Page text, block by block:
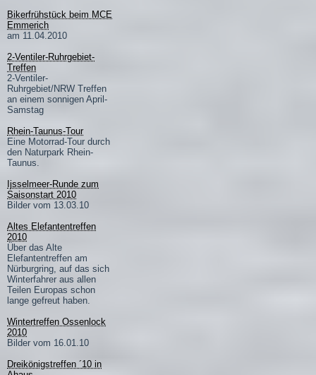
Bikerfrühstück beim MCE
Emmerich
am 11.04.2010
2-Ventiler-Ruhrgebiet-
Treffen
2-Ventiler-
Ruhrgebiet/NRW Treffen
an einem sonnigen April-
Samstag
Rhein-Taunus-Tour
Eine Motorrad-Tour durch
den Naturpark Rhein-
Taunus.
Ijsselmeer-Runde zum
Saisonstart 2010
Bilder vom 13.03.10
Altes Elefantentreffen
2010
Über das Alte
Elefantentreffen am
Nürburgring, auf das sich
Winterfahrer aus allen
Teilen Europas schon
lange gefreut haben.
Wintertreffen Ossenlock
2010
Bilder vom 16.01.10
Dreikönigstreffen ´10 in